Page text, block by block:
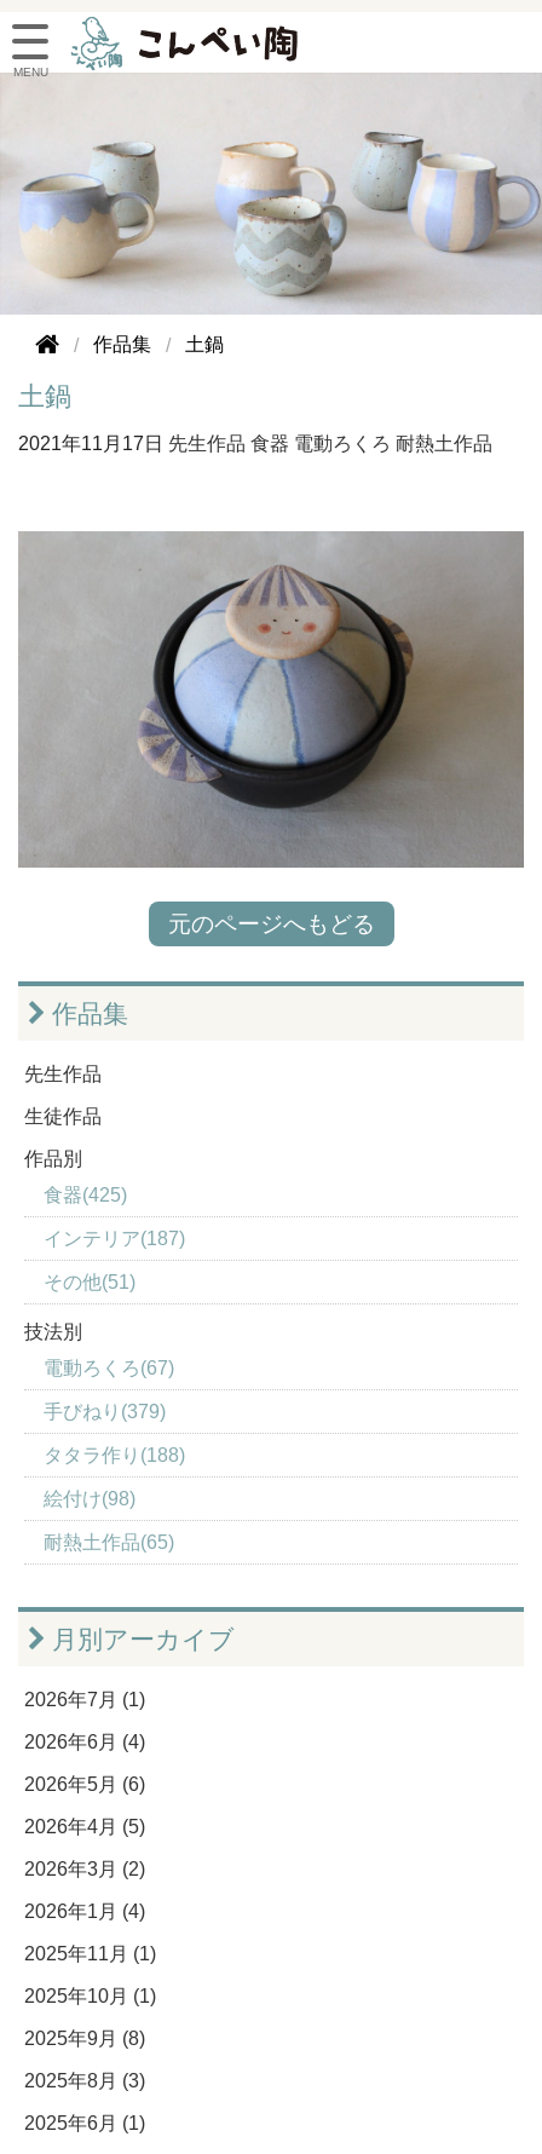
作品集 土鍋
土鍋
2021年11月17日 先生作品 食器 電動ろくろ 耐熱土作品
元のページへもどる
作品集
先生作品
生徒作品
作品別
食器(425)
インテリア(187)
その他(51)
技法別
電動ろくろ(67)
手びねり(379)
タタラ作り(188)
絵付け(98)
耐熱土作品(65)
月別アーカイブ
2026年7月 (1)
2026年6月 (4)
2026年5月 (6)
2026年4月 (5)
2026年3月 (2)
2026年1月 (4)
2025年11月 (1)
2025年10月 (1)
2025年9月 (8)
2025年8月 (3)
2025年6月 (1)